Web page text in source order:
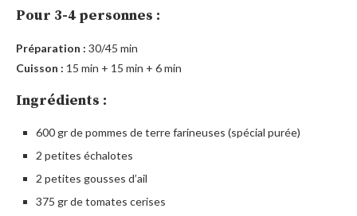
Pour 3-4 personnes :
Préparation : 30/45 min
Cuisson : 15 min + 15 min + 6 min
Ingrédients :
600 gr de pommes de terre farineuses (spécial purée)
2 petites échalotes
2 petites gousses d’ail
375 gr de tomates cerises